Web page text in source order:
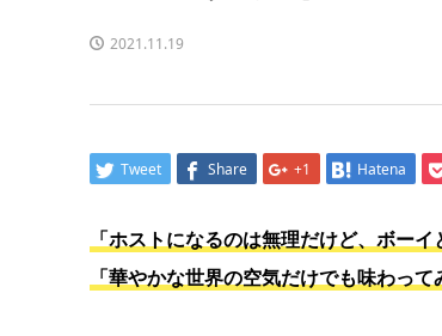
2021.11.19
Tweet Share +1 Hatena
「ホストになるのは無理だけど、ボー
「華やかな世界の空気だけでも味わっ